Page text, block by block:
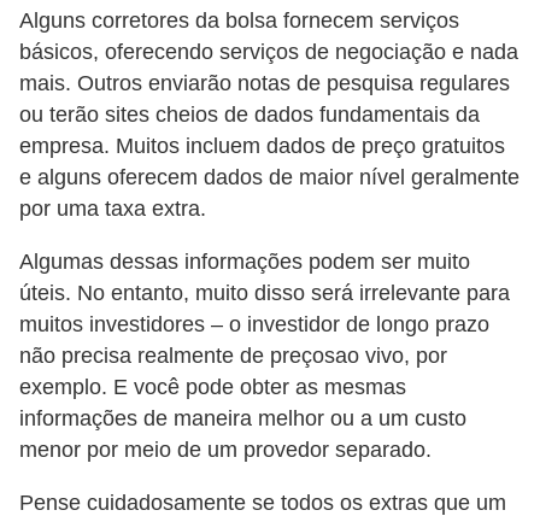
Alguns corretores da bolsa fornecem serviços
básicos, oferecendo serviços de negociação e nada
mais. Outros enviarão notas de pesquisa regulares
ou terão sites cheios de dados fundamentais da
empresa. Muitos incluem dados de preço gratuitos
e alguns oferecem dados de maior nível geralmente
por uma taxa extra.
Algumas dessas informações podem ser muito
úteis. No entanto, muito disso será irrelevante para
muitos investidores – o investidor de longo prazo
não precisa realmente de preçosao vivo, por
exemplo. E você pode obter as mesmas
informações de maneira melhor ou a um custo
menor por meio de um provedor separado.
Pense cuidadosamente se todos os extras que um
e
n
s
a